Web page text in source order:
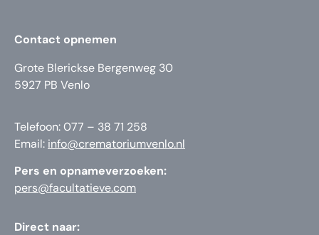
Contact opnemen
Grote Blerickse Bergenweg 30
5927 PB Venlo
Telefoon: 077 – 38 71 258
Email: info@crematoriumvenlo.nl
Pers en opnameverzoeken:
pers@facultatieve.com
Direct naar: